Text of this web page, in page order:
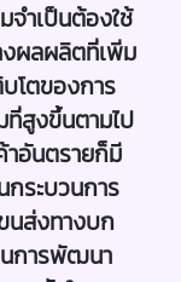
จำเป็นต้องใช้
งผลผลิตที่เพิ่ม
โตของการ
สูงขึ้นตามไป
อันตรายก็มี
กระบวนการ
นส่งทางบก
นการพัฒนา